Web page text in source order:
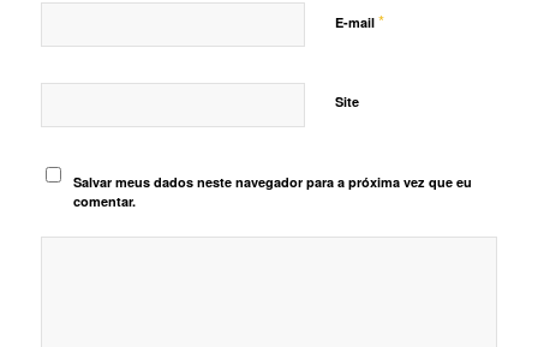
E-mail *
Site
Salvar meus dados neste navegador para a próxima vez que eu
comentar.